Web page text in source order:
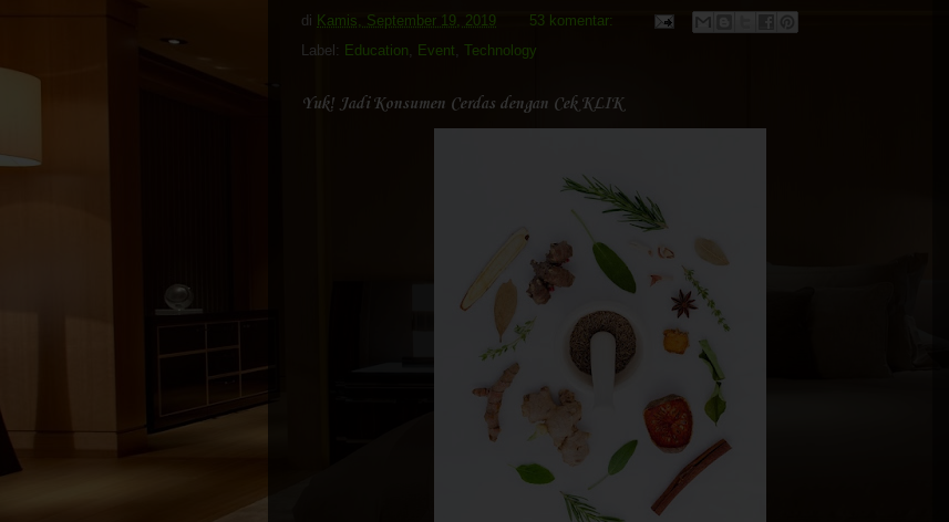
di Kamis, September 19, 2019
53 komentar:
Label: Education, Event, Technology
Yuk! Jadi Konsumen Cerdas dengan Cek KLIK